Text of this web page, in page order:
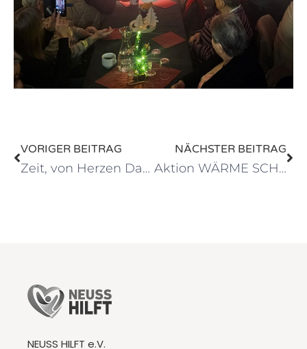
VORIGER BEITRAG
Zeit, von Herzen Danke zu sagen
NÄCHSTER BEITRAG
Aktion WÄRME SCHENKEN: Die letzten Vorbereitungen
NEUSS HILFT e.V.